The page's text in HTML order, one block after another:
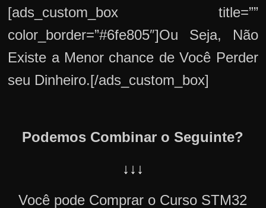
[ads_custom_box title=””
color_border=”#6fe805″]Ou Seja, Não
Existe a Menor chance de Você Perder
seu Dinheiro.[/ads_custom_box]
Podemos Combinar o Seguinte?
↓↓↓
Você pode Comprar o Curso STM32